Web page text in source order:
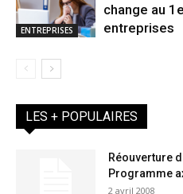
ENTREPRISES
change au
entreprises
LES + POPULAIRES
Réouverture
Programme
2 avril 2008